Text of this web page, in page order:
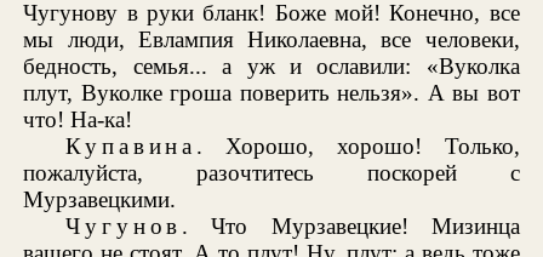
Чугунову в руки бланк! Боже мой! Конечно, все
мы люди, Евлампия Николаевна, все человеки,
бедность, семья... а уж и ославили: «Вуколка
плут, Вуколке гроша поверить нельзя». А вы вот
что! На-ка!
Купавина . Хорошо, хорошо! Только,
пожалуйста, разочтитесь поскорей с
Мурзавецкими.
Чугунов . Что Мурзавецкие! Мизинца